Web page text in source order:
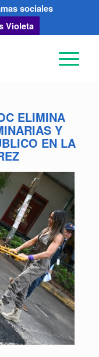
sociales
Violeta
ELIMINA
Y
EN LA